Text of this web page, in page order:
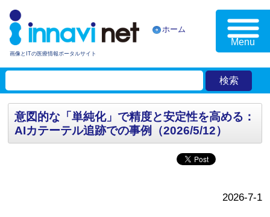
画像とITの医療情報ポータルサイト
ホーム
Menu
意図的な「単純化」で精度と安定性を高める：
AIカテーテル追跡での事例（2026/5/12）
2026-7-1